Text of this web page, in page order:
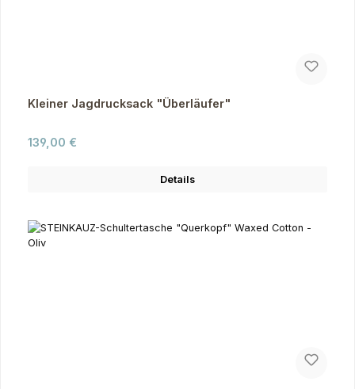
Kleiner Jagdrucksack "Überläufer"
Regulärer Preis:
139,00 €
Details